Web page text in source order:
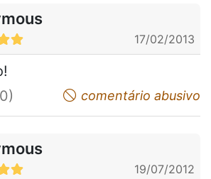
17/02/2013
do not appreciatecomentário abusivo
19/07/2012